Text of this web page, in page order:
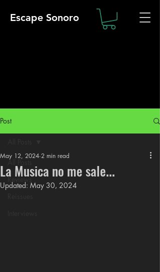
Escape Sonoro
Post
All Posts
Reviews
La Musica no me sale...
May 12, 2024 2 min read
Updated: May 30, 2024